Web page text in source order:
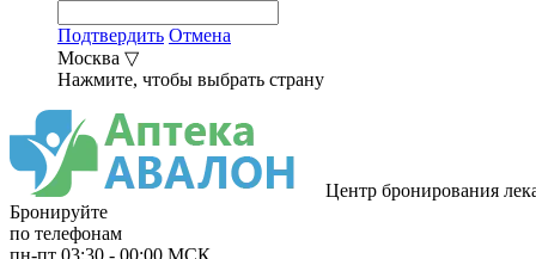
Подтвердить Отмена
Москва ▽
Нажмите, чтобы выбрать страну
Центр бронирования
Бронируйте
по телефонам
пн-пт 03:30 - 00:00 МСК